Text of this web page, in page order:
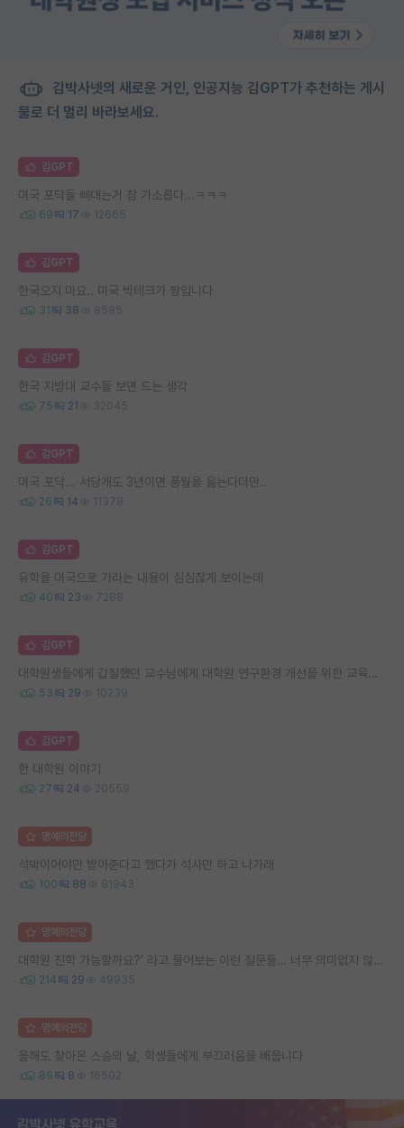
김박사넷의 새로운 거인, 인공지능 김GPT가 추천하는 게시
물로 더 멀리 바라보세요.
김GPT
미국 포닥들 삐대는거 참 가소롭다...ㅋㅋㅋ
69 17 12665
김GPT
한국오지 마요.. 미국 빅테크가 짱입니다
31 38 8585
김GPT
한국 지방대 교수들 보면 드는 생각
75 21 32045
김GPT
미국 포닥... 서당개도 3년이면 풍월을 읊는다더만..
26 14 11378
김GPT
유학을 미국으로 가라는 내용이 심심찮게 보이는데
40 23 7288
김GPT
대학원생들에게 갑질했던 교수님에게 대학원 연구환경 개선을 위한 교육학 논문 같이 쓰자고 했는데, 무반응인 경우 어떻게 해결해가는 게 좋을까요?
53 29 10239
김GPT
한 대학원 이야기
27 24 20559
명예의전당
석박이어야만 받아준다고 했다가 석사만 하고 나가래
100 88 81943
명예의전당
대학원 진학 가능할까요?’ 라고 물어보는 이런 질문들… 너무 의미없지 않나요?
214 29 49935
명예의전당
올해도 찾아온 스승의 날, 학생들에게 부끄러움을 배웁니다
89 8 16502